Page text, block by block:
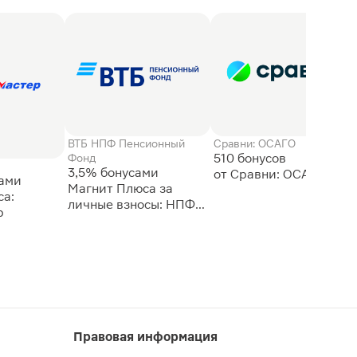
ВТБ НПФ Пенсионный
Фонд
3,5% бонусами
Магнит Плюса за
личные взносы: НПФ
Сравни: ОСАГО
510 бонусов
Правовая информация